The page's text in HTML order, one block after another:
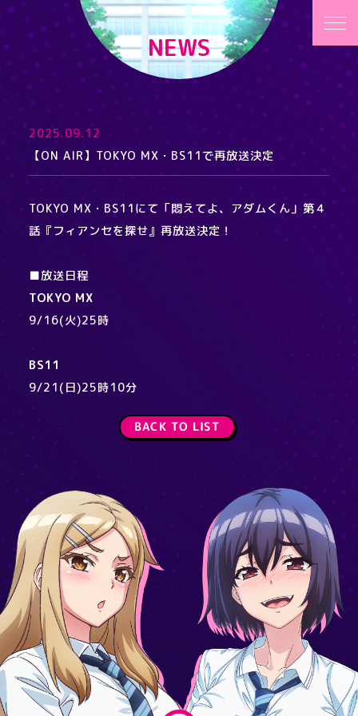
NEWS
2025.09.12
【ON AIR】TOKYO MX・BS11で再放送決定
TOKYO MX・BS11にて「悶えてよ、アダムくん」第４
話『フィアンセを探せ』再放送決定！
■放送日程
TOKYO MX
9/16(火)25時​
BS11
9/21(日)25時​10分
BACK TO LIST